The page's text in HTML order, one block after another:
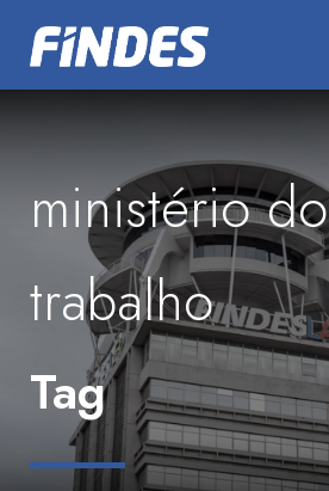
ministério do
trabalho
Tag